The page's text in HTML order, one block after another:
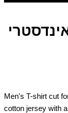
Men's T-shirt cut
cotton jersey with